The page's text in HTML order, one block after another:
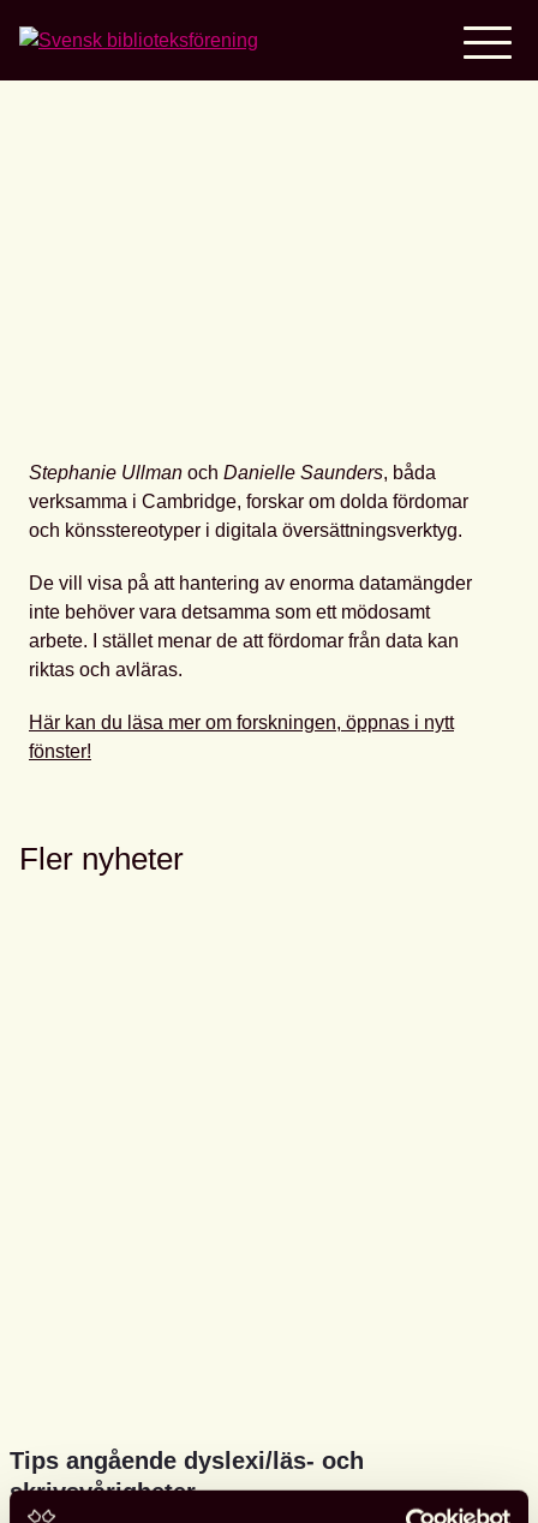
Stephanie Ullman och Danielle Saunders, båda
verksamma i Cambridge, forskar om dolda fördomar
och könsstereotyper i digitala översättningsverktyg.
De vill visa på att hantering av enorma datamängder
inte behöver vara detsamma som ett mödosamt
arbete. I stället menar de att fördomar från data kan
riktas och avläras.
Här kan du läsa mer om forskningen, öppnas i nytt
fönster!
Fler nyheter
Tips angående dyslexi/läs- och
skrivsvårigheter